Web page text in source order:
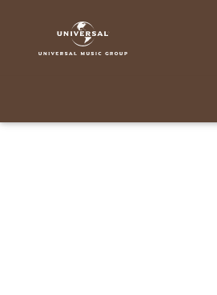
Carpenter
Carpenter